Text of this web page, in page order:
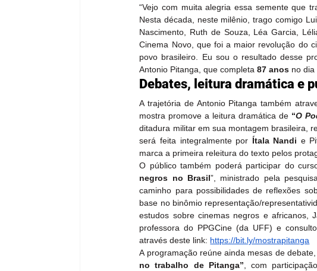
“Vejo com muita alegria essa semente que
Nesta década, neste milênio, trago comigo
Nascimento, Ruth de Souza, Léa Garcia,
Cinema Novo, que foi a maior revolução do
povo brasileiro. Eu sou o resultado desse
Antonio Pitanga, que completa 87 anos no dia
Debates, leitura dramática e
A trajetória de Antonio Pitanga também
mostra promove a leitura dramática de “O
ditadura militar em sua montagem brasileira,
será feita integralmente por Ítala Nandi e
marca a primeira releitura do texto pelos
O público também poderá participar do
negros no Brasil”, ministrado pela
caminho para possibilidades de reflexões
base no binômio representação/
estudos sobre cinemas negros e africanos,
professora do PPGCine (da UFF) e
através deste link: https://bit.ly/mostrapitanga
A programação reúne ainda mesas de
no trabalho de Pitanga” , com